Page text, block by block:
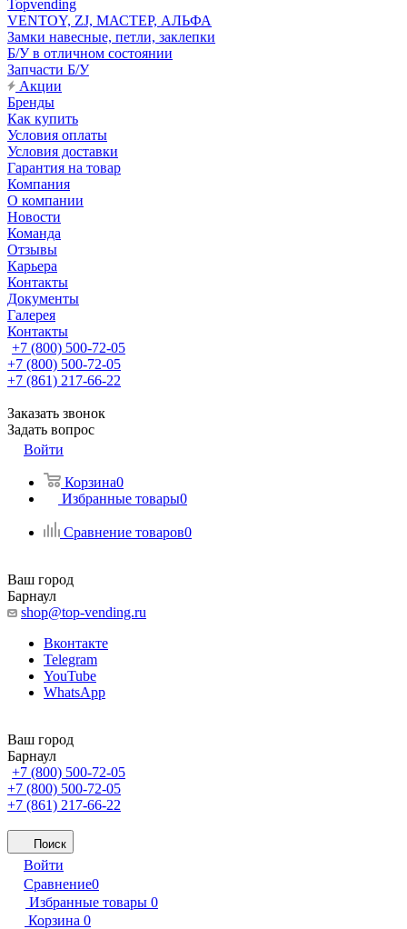
Topvending
VENTOY, ZJ, МАСТЕР, АЛЬФА
Замки навесные, петли, заклепки
Б/У в отличном состоянии
Запчасти Б/У
Акции
Бренды
Как купить
Условия оплаты
Условия доставки
Гарантия на товар
Компания
О компании
Новости
Команда
Отзывы
Карьера
Контакты
Документы
Галерея
Контакты
+7 (800) 500-72-05
+7 (800) 500-72-05
+7 (861) 217-66-22
Заказать звонок
Задать вопрос
Войти
Корзина0
Избранные товары0
Сравнение товаров0
Ваш город
Барнаул
shop@top-vending.ru
Вконтакте
Telegram
YouTube
WhatsApp
Ваш город
Барнаул
+7 (800) 500-72-05
+7 (800) 500-72-05
+7 (861) 217-66-22
Поиск
Войти
Сравнение0
Избранные товары 0
Корзина 0